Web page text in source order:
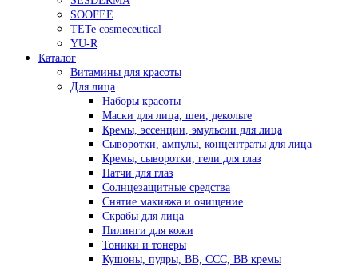
SOOFEE
TETe cosmeceutical
YU-R
Каталог
Витамины для красоты
Для лица
Наборы красоты
Маски для лица, шеи, декольте
Кремы, эссенции, эмульсии для лица
Сыворотки, ампулы, концентраты для лица
Кремы, сыворотки, гели для глаз
Патчи для глаз
Солнцезащитные средства
Снятие макияжа и очищение
Скрабы для лица
Пилинги для кожи
Тоники и тонеры
Кушоны, пудры, ВВ, ССС, ВВ кремы